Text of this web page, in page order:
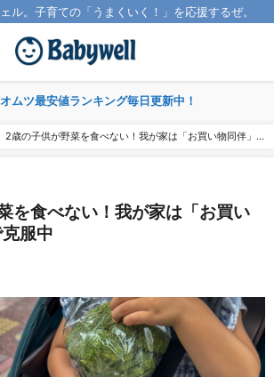
ル。子育ての「うまくいく！」を応援するぜ。
オムツ最安値ランキング毎日更新中！
2歳の子供が野菜を食べない！我が家は「お買い物同伴」
を食べない！我が家は「お買い
服中